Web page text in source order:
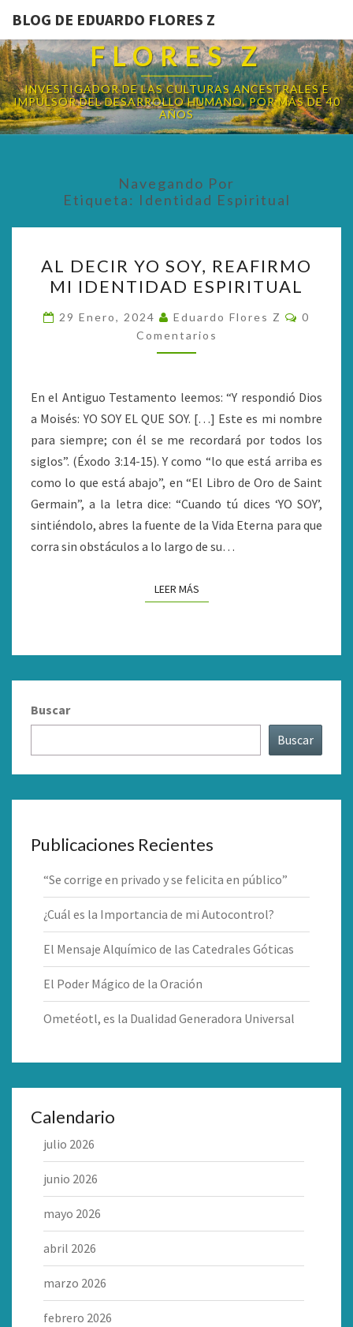
BLOG DE EDUARDO FLORES Z
BLOG DE EDUARDO
FLORES Z
INVESTIGADOR DE LAS CULTURAS ANCESTRALES E
IMPULSOR DEL DESARROLLO HUMANO, POR MÁS DE 40
AÑOS
Navegando Por
Etiqueta: Identidad Espiritual
DECIR
YO
SOY,
REAFIRMO
MI
ESPIRITUAL
AL DECIR YO SOY, REAFIRMO
MI IDENTIDAD ESPIRITUAL
29 Enero, 2024 Eduardo Flores Z
0
Comentarios
En el Antiguo Testamento leemos: “Y respondió Dios
a Moisés: YO SOY EL QUE SOY. […] Este es mi nombre
para siempre; con él se me recordará por todos los
siglos”. (Éxodo 3:14-15). Y como “lo que está arriba es
como lo que está abajo”, en “El Libro de Oro de Saint
Germain”, a la letra dice: “Cuando tú dices ‘YO SOY’,
sintiéndolo, abres la fuente de la Vida Eterna para que
corra sin obstáculos a lo largo de su…
LEER MÁSLEER MÁS
Buscar
Buscar
Publicaciones Recientes
“Se corrige en privado y se felicita en público”
¿Cuál es la Importancia de mi Autocontrol?
El Mensaje Alquímico de las Catedrales Góticas
El Poder Mágico de la Oración
Ometéotl, es la Dualidad Generadora Universal
Calendario
julio 2026
junio 2026
mayo 2026
abril 2026
marzo 2026
febrero 2026